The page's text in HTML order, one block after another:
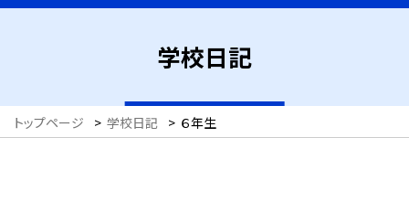
学校日記
トップページ > 学校日記 > ６年生